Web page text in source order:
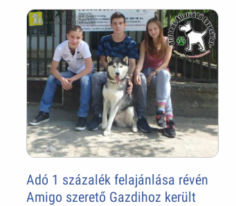
Adó 1 százalék felajánlása révén
Amigo szerető Gazdihoz került